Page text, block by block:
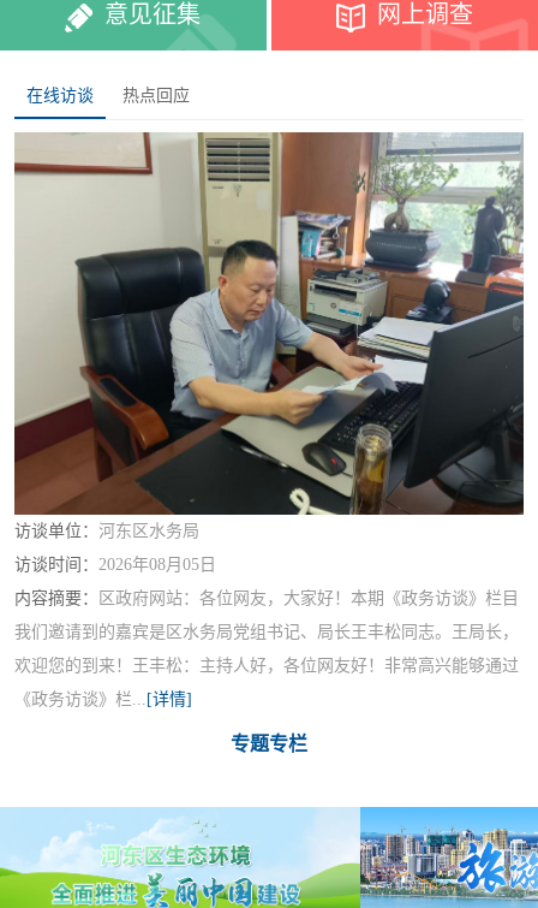
意见征集 网上调查
在线访谈 热点回应
访谈单位： 河东区水务局
访谈时间： 2026年08月05日
内容摘要：
区政府网站：各位网友，大家好！本期《政务访谈》栏目
我们邀请到的嘉宾是区水务局党组书记、局长王丰松同志。王局长，
欢迎您的到来！王丰松：主持人好，各位网友好！非常高兴能够通过
《政务访谈》栏... [详情]
专题专栏